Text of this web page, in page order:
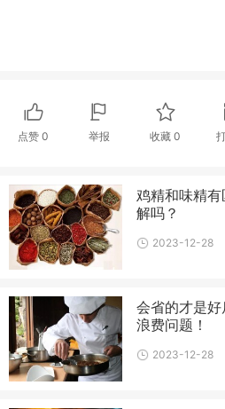
点赞 0 举报 收藏0
鸡精和味精
解吗？
2023-12-28
会省的才是
浪费问题！
2023-12-28